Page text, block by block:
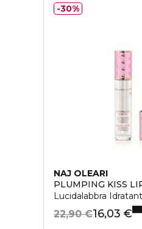
NAJ OLEARI
PLUMPING KISS
Lucidalabbra
16,03 €
22,90 €
30%